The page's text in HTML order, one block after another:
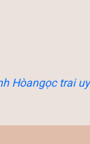
Hòangọc trai